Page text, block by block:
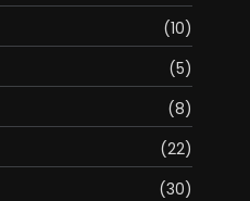
(10)
(5)
(8)
(22)
(30)